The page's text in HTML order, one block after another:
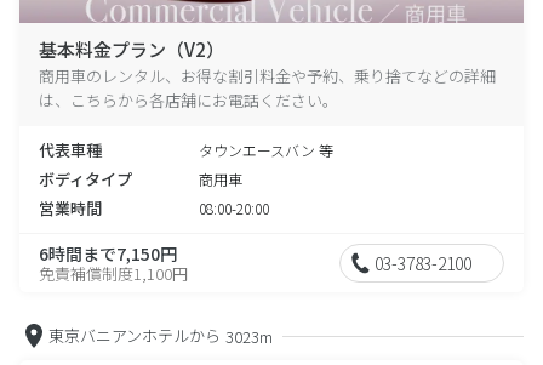
基本料金プラン（V2）
商用車のレンタル、お得な割引料金や予約、乗り捨てなどの詳細
は、こちらから各店舗にお電話ください。
代表車種 タウンエースバン 等
ボディタイプ 商用車
営業時間 08:00-20:00
6時間まで7,150円
免責補償制度1,100円 03-3783-2100
東京バニアンホテルから 3023m